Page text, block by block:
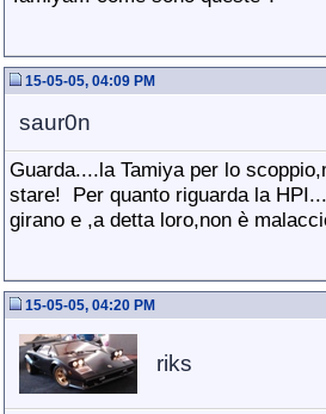
15-05-05, 04:09 PM
saur0n
Guarda....la Tamiya per lo
stare! Per quanto riguarda la
girano e ,a detta loro,non è
15-05-05, 04:20 PM
riks